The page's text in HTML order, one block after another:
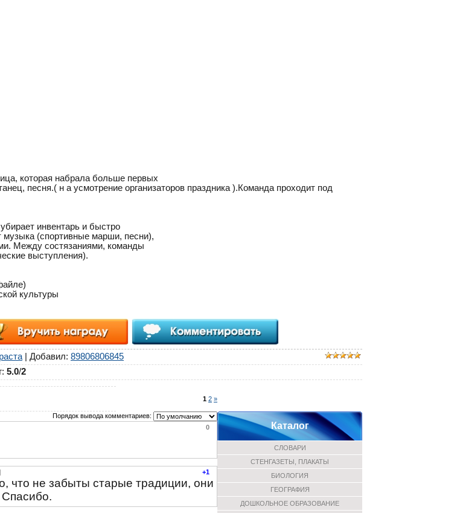
которая набрала больше первых
песня.( н а усмотрение организаторов праздника ).Команда проходит под
инвентарь и быстро
музыка (спортивные марши, песни),
Между состязаниями, команды
выступления).
культуры
Добавил: 89806806845
: 5.0/2
1 2 »
Порядок вывода комментариев:
0
+1
что не забыты старые традиции, они
Каталог
СЛОВАРИ
СТЕНГАЗЕТЫ, ПЛАКАТЫ
БИОЛОГИЯ
ГЕОГРАФИЯ
ДОШКОЛЬНОЕ ОБРАЗОВАНИЕ